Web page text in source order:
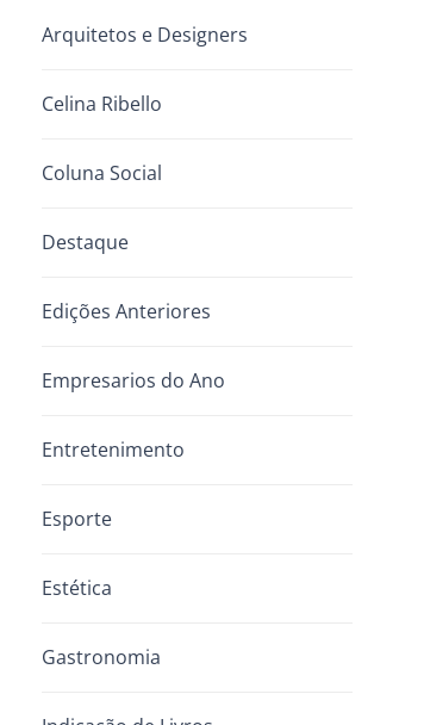
Arquitetos e Designers
Celina Ribello
Coluna Social
Destaque
Edições Anteriores
Empresarios do Ano
Entretenimento
Esporte
Estética
Gastronomia